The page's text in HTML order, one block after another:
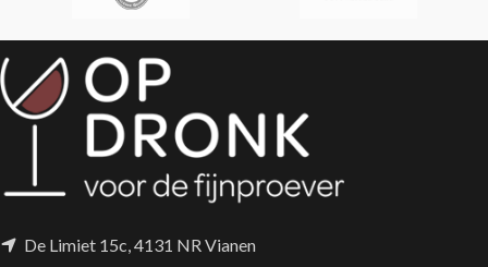
De Limiet 15c, 4131 NR Vianen